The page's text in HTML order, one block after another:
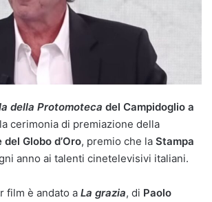
della Protomoteca del Campidoglio a
cerimonia di premiazione della
Globo d’Oro, premio che la Stampa
anno ai talenti cinetelevisivi italiani.
film è andato a La grazia, di Paolo